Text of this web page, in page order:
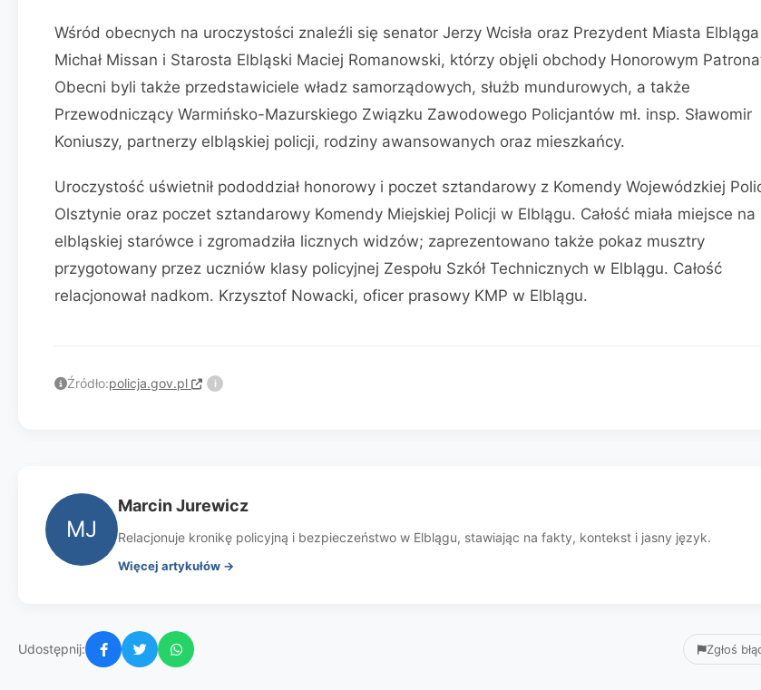
Wśród obecnych na uroczystości znaleźli się senator Jerzy Wcisła oraz Prezydent Miasta
Michał Missan i Starosta Elbląski Maciej Romanowski, którzy objęli obchody Honorowym
Obecni byli także przedstawiciele władz samorządowych, służb mundurowych, a także
Przewodniczący Warmińsko-Mazurskiego Związku Zawodowego Policjantów mł. insp. Sławomir
Koniuszy, partnerzy elbląskiej policji, rodziny awansowanych oraz mieszkańcy.
Uroczystość uświetnił pododdział honorowy i poczet sztandarowy z Komendy Wojewódzkiej
Olsztynie oraz poczet sztandarowy Komendy Miejskiej Policji w Elblągu. Całość miała miejsce na
elbląskiej starówce i zgromadziła licznych widzów; zaprezentowano także pokaz musztry
przygotowany przez uczniów klasy policyjnej Zespołu Szkół Technicznych w Elblągu. Całość
relacjonował nadkom. Krzysztof Nowacki, oficer prasowy KMP w Elblągu.
Źródło:policja.gov.pl i
MJ
Marcin Jurewicz
Relacjonuje kronikę policyjną i bezpieczeństwo w Elblągu, stawiając na fakty, kontekst i jasny język.
Więcej artykułów →
Udostępnij: Zgłoś